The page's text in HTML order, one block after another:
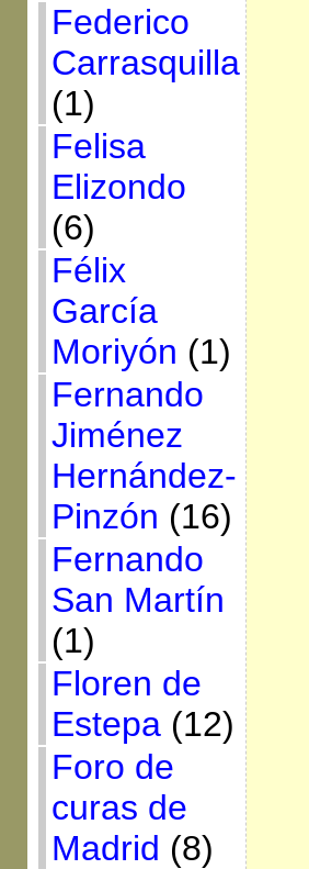
Federico
Carrasquilla
(1)
Felisa
Elizondo
(6)
Félix
García
Moriyón (1)
Fernando
Jiménez
Hernández-
Pinzón (16)
Fernando
San Martín
(1)
Floren de
Estepa(12)
Foro de
curas de
Madrid (8)